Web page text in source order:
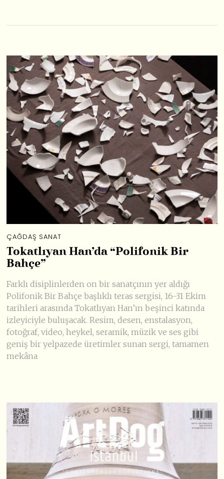
ÇAĞDAŞ SANAT
Tokatlıyan Han’da “Polifonik Bir
Bahçe”
Farklı disiplinlerden on bir sanatçının yer aldığı
Polifonik Bir Bahçe başlıklı teras sergisi, 16-31 Ekim
tarihleri arasında Tokatlıyan Han’ın beşinci katında
izleyiciyle buluşacak. Resim, desen, enstalasyon,
fotoğraf, video, heykel, seramik, müzik ve ses gibi
geniş bir yelpazede üretimler sunan sergi, tamamen
mekâna